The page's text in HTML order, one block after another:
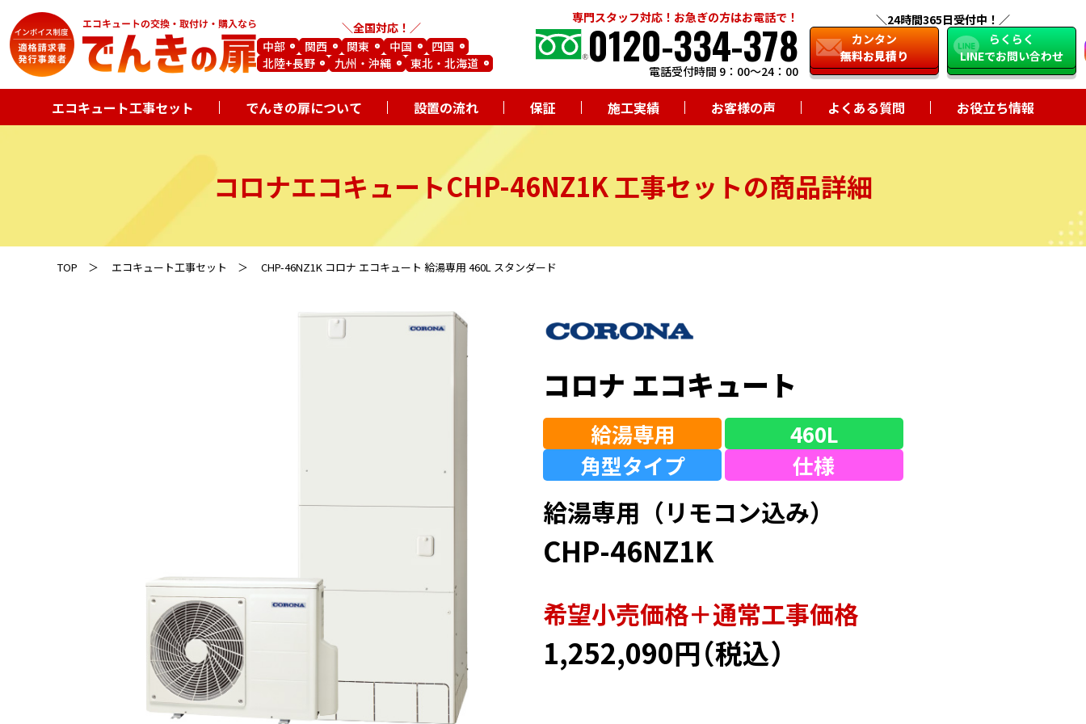
全国対応！
中部
関西 関東 中国
四国
北陸+長野
九州・沖縄 東北・北海道
専門スタッフ対応！お急ぎの方はお電話で！
0120-334-378
電話受付時間 9：00～24：00
24時間365日受付中！
カンタン
無料お見積り
らくらく
LINEでお問い合わせ
エコキュート工事セット でんきの扉について 設置の流れ 保証 施工実績 お客様の声 よくある質問 お役立ち情報
コロナエコキュートCHP-46NZ1K工事セットの商品詳細
TOP エコキュート工事セット CHP-46NZ1K コロナ エコキュート 給湯専用 460L スタンダード
コロナ エコキュート
給湯専用
460L
角型タイプ 仕様
給湯専用（リモコン込み）
CHP-46NZ1K
希望⼩売価格＋通常⼯事価格
1,252,090円（税込）
close